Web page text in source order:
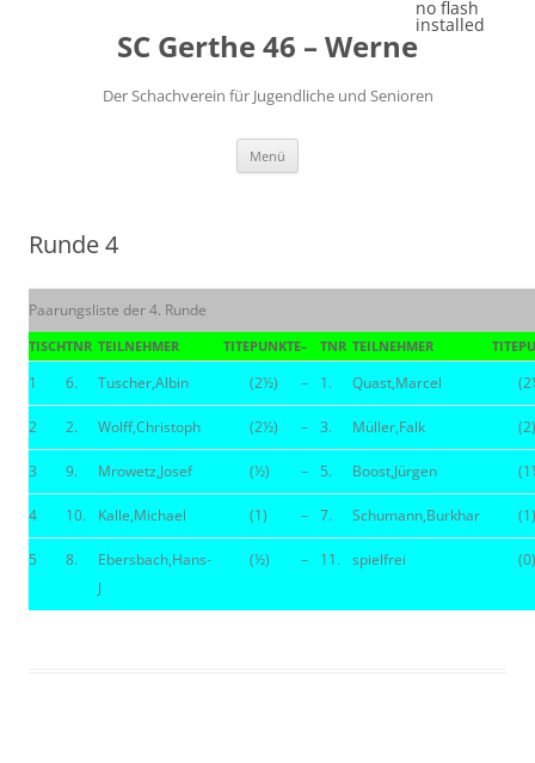
SC Gerthe 46 – Werne
Der Schachverein für Jugendliche und Senioren
Menü
Runde 4
Paarungsliste der 4. Runde
TISCHTNR TEILNEHMER TITEPUNKTE– TNR TEILNEHMER TITE
1 6. Tuscher,Albin (2½) – 1. Quast,Marcel
2 2. Wolff,Christoph (2½) – 3. Müller,Falk (2)
3 9. Mrowetz,Josef (½) – 5. Boost,Jürgen
4 10. Kalle,Michael (1) – 7. Schumann,Burkhar (1)
5 8.
Ebersbach,Hans-
J
(½) – 11. spielfrei (0)
no flash
installed